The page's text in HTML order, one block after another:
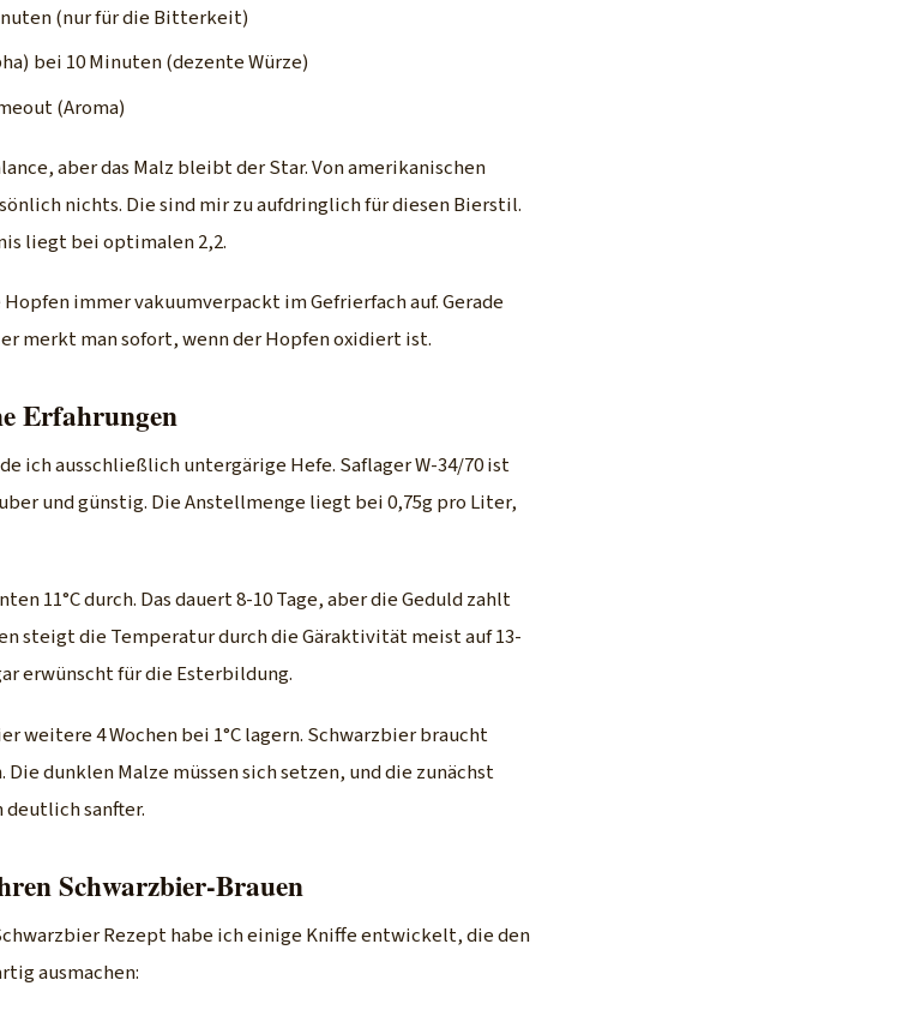
(nur für die Bitterkeit)
bei 10 Minuten (dezente Würze)
(Aroma)
aber das Malz bleibt der Star. Von amerikanischen
nichts. Die sind mir zu aufdringlich für diesen Bierstil.
liegt bei optimalen 2,2.
immer vakuumverpackt im Gefrierfach auf. Gerade
merkt man sofort, wenn der Hopfen oxidiert ist.
Erfahrungen
ich ausschließlich untergärige Hefe. Saflager W-34/70 ist
und günstig. Die Anstellmenge liegt bei 0,75g pro Liter,
11°C durch. Das dauert 8-10 Tage, aber die Geduld zahlt
steigt die Temperatur durch die Gäraktivität meist auf 13-
erwünscht für die Esterbildung.
weitere 4 Wochen bei 1°C lagern. Schwarzbier braucht
dunklen Malze müssen sich setzen, und die zunächst
deutlich sanfter.
Schwarzbier-Brauen
Rezept habe ich einige Kniffe entwickelt, die den
ausmachen: